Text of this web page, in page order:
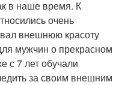
в наше время. К
очень
внешнюю красоту
мужчин о прекрасном
с 7 лет обучали
за своим внешним